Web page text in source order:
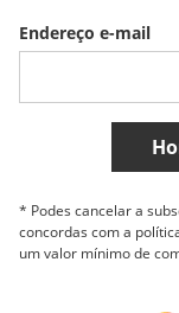
Belgique (Français)
Endereço e-mail
* Podes cancelar a
concordas com a
um valor mínimo de